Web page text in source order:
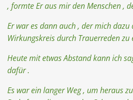
, formte Er aus mir den Menschen ,
Er war es dann auch , der mich dazu
Wirkungskreis durch Trauerreden zu
Heute mit etwas Abstand kann ich
dafür .
Es war ein langer Weg , um heraus